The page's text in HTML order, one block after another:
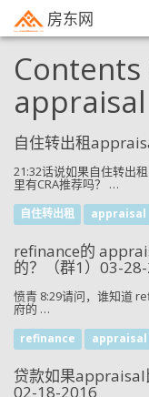
房东网
appraisal
自住转出租
21:32话说如果自住转出
里有CRA推荐吗？ …
自住转出租 appraisal
refinance的
的？（群1）03-
愤青 8:29请问，谁知道
府的 …
refinance appraisal
贷款如果appraisal
02-18-2016